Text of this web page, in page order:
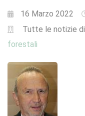
16 Marzo 2022
Tutte le notizie di
forestali